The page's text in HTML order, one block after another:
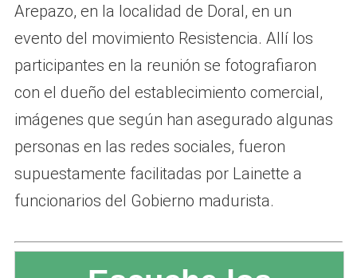
Arepazo, en la localidad de Doral, en un
evento del movimiento Resistencia. Allí los
participantes en la reunión se fotografiaron
con el dueño del establecimiento comercial,
imágenes que según han asegurado algunas
personas en las redes sociales, fueron
supuestamente facilitadas por Lainette a
funcionarios del Gobierno madurista.